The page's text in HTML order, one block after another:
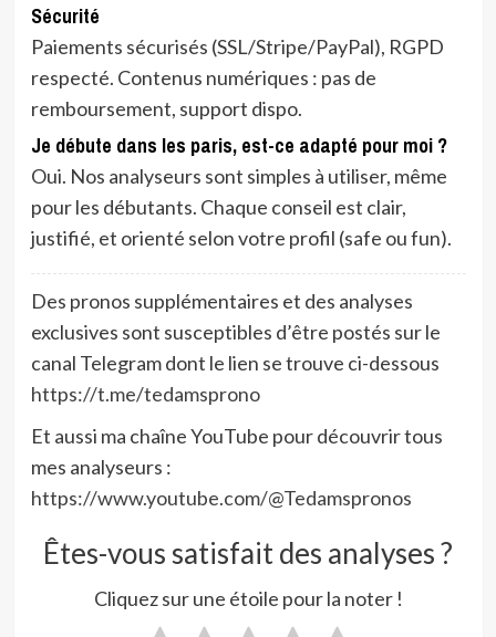
Sécurité
Paiements sécurisés (SSL/Stripe/PayPal), RGPD
respecté. Contenus numériques : pas de
remboursement, support dispo.
Je débute dans les paris, est-ce adapté pour moi ?
Oui. Nos analyseurs sont simples à utiliser, même
pour les débutants. Chaque conseil est clair,
justifié, et orienté selon votre profil (safe ou fun).
Des pronos supplémentaires et des analyses
exclusives sont susceptibles d’être postés sur le
canal Telegram dont le lien se trouve ci-dessous
https://t.me/tedamsprono
Et aussi ma chaîne YouTube pour découvrir tous
mes analyseurs :
https://www.youtube.com/@Tedamspronos
Êtes-vous satisfait des analyses ?
Cliquez sur une étoile pour la noter !